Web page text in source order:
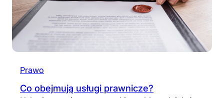
Prawo
Co obejmują usługi prawnicze?